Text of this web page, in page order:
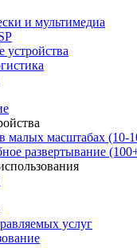
и мультимедиа
устройства
малых масштабах (10-
развертывание
услуг